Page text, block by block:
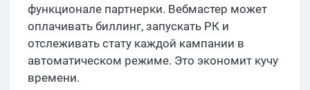
функционале партнерки. Вебмастер может
оплачивать биллинг, запускать РК и
отслеживать стату каждой кампании в
автоматическом режиме. Это экономит кучу
времени.